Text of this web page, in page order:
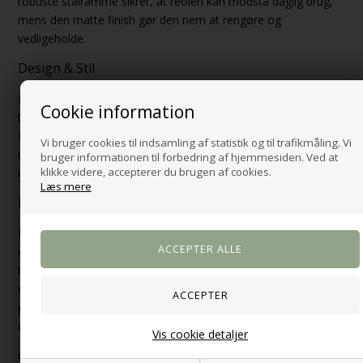
Cookie information
Vi bruger cookies til indsamling af statistik og til trafikmåling. Vi
bruger informationen til forbedring af hjemmesiden. Ved at
klikke videre, accepterer du brugen af cookies.
Læs mere
Vis cookie detaljer
mens den matte finish gør den nem at rengøre og
vedligeholde.
Design & Stil
Med sit minimalistiske design og de kontrasterende materialer
tilfører Seaford Reol et stilrent og moderne præg til dit hjem.
Den mat sorte pulverlakerede finish kombineret med de
naturlige hylder i vild eg ru papir skaber en harmonisk balance
mellem industrielt udtryk og naturlig varme.
Inspirerende Fortælling
Forestil dig et moderne hjem, hvor Seaford Reol danner
rammen om et organiseret og inspirerende miljø. Den unikke
kombination af mat sort stål og mat vild eg ru papir giver et
visuelt statement, der både er funktionelt og dekorativt –
perfekt til dem, der ønsker at kombinere æstetik med praktisk
opbevaring.
Opfordring til Handling